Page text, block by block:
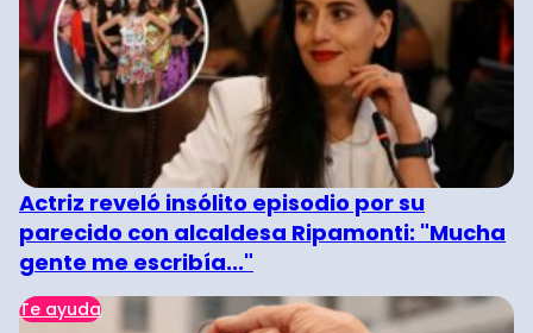
Actriz reveló insólito episodio por su
parecido con alcaldesa Ripamonti: "Mucha
gente me escribía..."
Te ayuda